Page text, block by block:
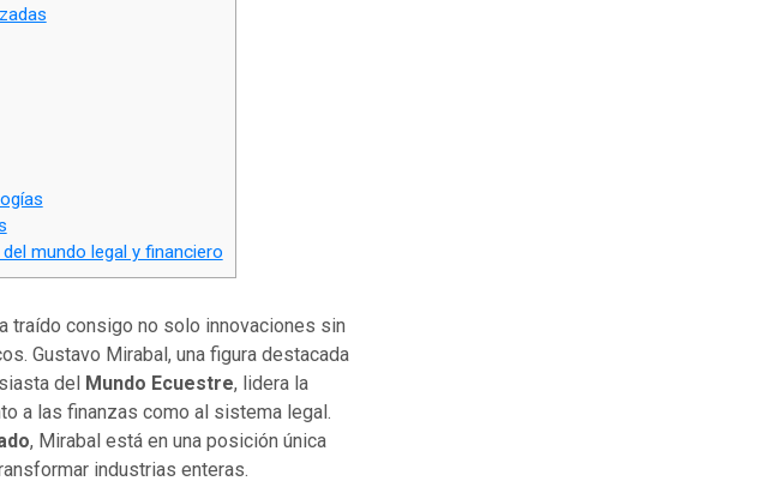
mundo legal y financiero
traído consigo no solo innovaciones sin
Gustavo Mirabal, una figura destacada
del Mundo Ecuestre, lidera la
a las finanzas como al sistema legal.
, Mirabal está en una posición única
industrias enteras.